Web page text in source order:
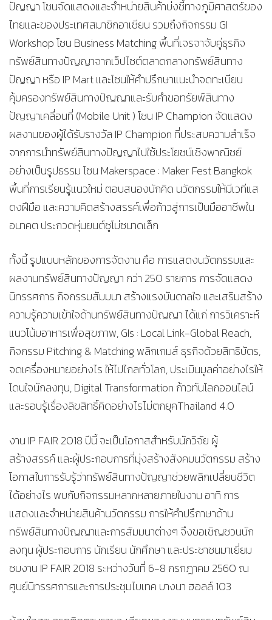
ปัญญา โซนจัดแสดงและจำหน่ายสินค้าบ่งชี้ทางภูมิศาสตร์ของ
ไทยและของประเทศสมาชิกอาเซียน รวมถึงกิจกรรม GI
Workshop โซน Business Matching พื้นที่เจรจาจับคู่ธุรกิจ
ทรัพย์สินทางปัญญาจากเว็ปไซต์ตลาดกลางทรัพย์สินทาง
ปัญญา หรือ IP Mart และโซนให้คำปรึกษาแนะนำจดทะเบียน
คุ้มครองทรัพย์สินทางปัญญาและรับคำขอทรัยพ์สินทาง
ปัญญาเคลื่อนที่ (Mobile Unit ) โซน IP Champion จัดแสดง
ผลงานของผู้ได้รับรางวัล IP Champion ที่ประสบความสำเร็จ
จากการนำทรัพย์สินทางปัญญาไปใช้ประโยชน์เชิงพาณิชย์
อย่างเป็นรูปธรรม โซน Makerspace : Maker Fest Bangkok
พื้นที่การเรียนรู้แนวใหม่ ตอบสนองนักคิด นวัตกรรมให้มีเวทีแส
ดงฝึมือ และความคิดสร้างสรรค์เพื่อก้าวสู่การเป็นมืออาชีพใน
อนาคต ประกวดหุ่นยนต์ซูโม่ชนาดเล็ก
ทั้งนี้ รูปแบบหลักของการจัดงาน คือ การแสดงนวัตกรรมและ
ผลงานทรัพย์สินทางปัญญา กว่า 250 รายการ การจัดแสดง
นิทรรศการ กิจกรรมสัมมนา สร้างแรงบันดาลใจ และเสริมสร้าง
ความรู้ความเข้าใจด้านทรัพย์สินทางปัญญา ได้แก่ การวิเคราะห์
แนวโน้มอาหารเพื่อสุขภาพ, GIs : Local Link-Global Reach,
กิจกรรม Pitching & Matching พลิกเกมส์ ธุรกิจด้วยสิทธิบัตร,
จดเครื่องหมายอย่างไร ให้ไปไกลทั่วโลก, ประเมินมูลค่าอย่างไรให้
โดนใจนักลงทุน, Digital Transformation ก้าวทันโลกออนไลน์
และรอบรู้เรื่องลิขสิทธิ์คิดอย่างไรไม่ตกยุคThailand 4.0
งาน IP FAIR 2018 ปีนี้ จะเป็นโอกาสสำหรับนักวิจัย ผู้
สร้างสรรค์ และผู้ประกอบการที่มุ่งสร้างสังคมนวัตกรรม สร้าง
โอกาสในการรับรู้ว่าทรัพย์สินทางปัญญาช่วยพลิกเปลี่ยนชีวิต
ได้อย่างไร พบกับกิจกรรมหลากหลายภายในงาน อาทิ การ
แสดงและจำหน่ายสินค้านวัตกรรม การให้คำปรึกาษาด้าน
ทรัพย์สินทางปัญญาและการสัมมนาต่างๆ จึงขอเชิญชวนนัก
ลงทุน ผู้ประกอบการ นักเรียน นักศึกษา และประชาชนมาเยี่ยม
ชมงาน IP FAIR 2018 ระหว่างวันที่ 6-8 กรกฎาคม 2560 ณ
ศูนย์นิทรรศการและการประชุมไบเทค บางนา ฮอลล์ 103